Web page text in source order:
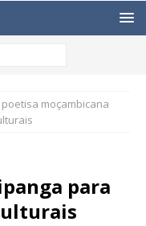
poetisa moçambicana
para